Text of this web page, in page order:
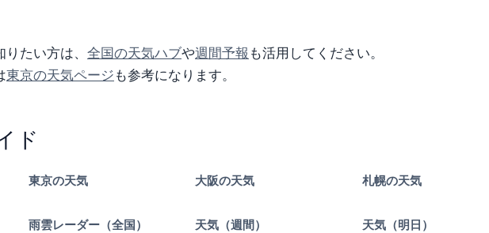
たい方は、 全国の天気ハブや週間予報 も活用してください。
東京の天気ページも参考になります。
ド
東京の天気 大阪の天気 札幌の天気
雨雲レーダー（全国） 天気（週間） 天気（明日）